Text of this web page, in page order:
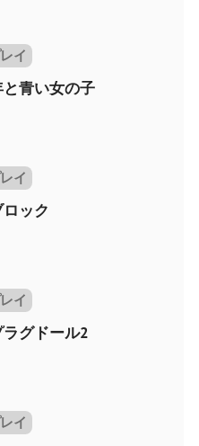
イ
青い女の子
イ
ック
イ
ラグドール2
イ